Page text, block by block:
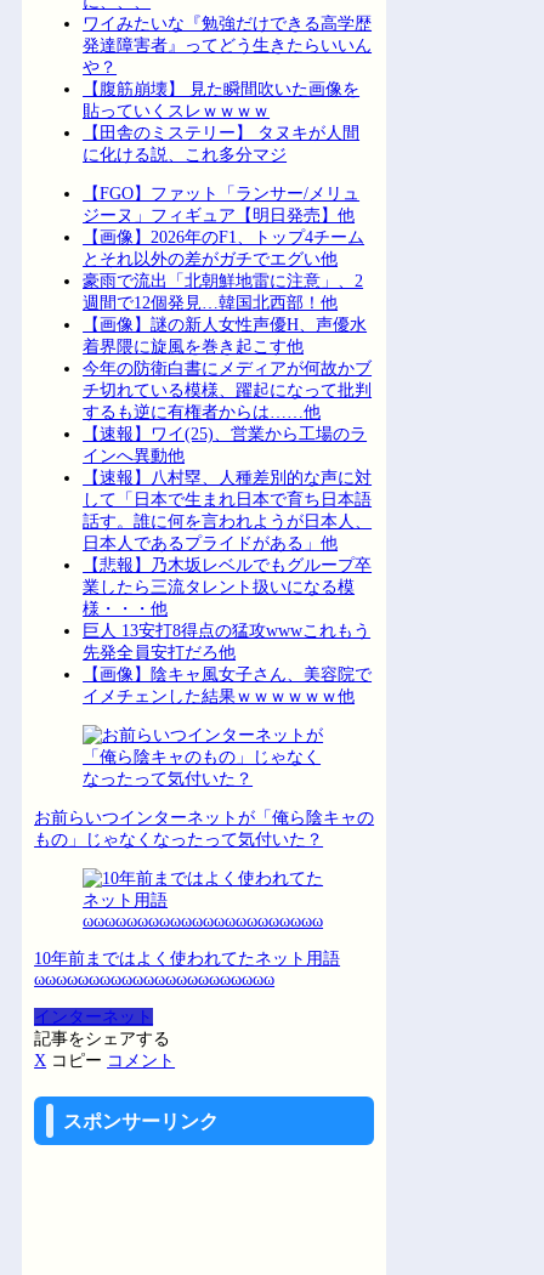
ワイみたいな『勉強だけできる高学歴
発達障害者』ってどう生きたらいいん
や？
【腹筋崩壊】 見た瞬間吹いた画像を
貼っていくスレｗｗｗｗ
【田舎のミステリー】 タヌキが人間
に化ける説、これ多分マジ
【FGO】ファット「ランサー/メリュ
ジーヌ」フィギュア【明日発売】他
【画像】2026年のF1、トップ4チーム
とそれ以外の差がガチでエグい他
豪雨で流出「北朝鮮地雷に注意」、2
週間で12個発見…韓国北西部！他
【画像】謎の新人女性声優H、声優水
着界隈に旋風を巻き起こす他
今年の防衛白書にメディアが何故かブ
チ切れている模様、躍起になって批判
するも逆に有権者からは……他
【速報】ワイ(25)、営業から工場のラ
インへ異動他
【速報】八村塁、人種差別的な声に対
して「日本で生まれ日本で育ち日本語
話す。誰に何を言われようが日本人、
日本人であるプライドがある」他
【悲報】乃木坂レベルでもグループ卒
業したら三流タレント扱いになる模
様・・・他
巨人 13安打8得点の猛攻wwwこれもう
先発全員安打だろ他
【画像】陰キャ風女子さん、美容院で
イメチェンした結果ｗｗｗｗｗｗ他
お前らいつインターネットが「俺ら陰キャの
もの」じゃなくなったって気付いた？
10年前まではよく使われてたネット用語
ωωωωωωωωωωωωωωωωωωωωωω
インターネット
記事をシェアする
X コピー コメント
スポンサーリンク